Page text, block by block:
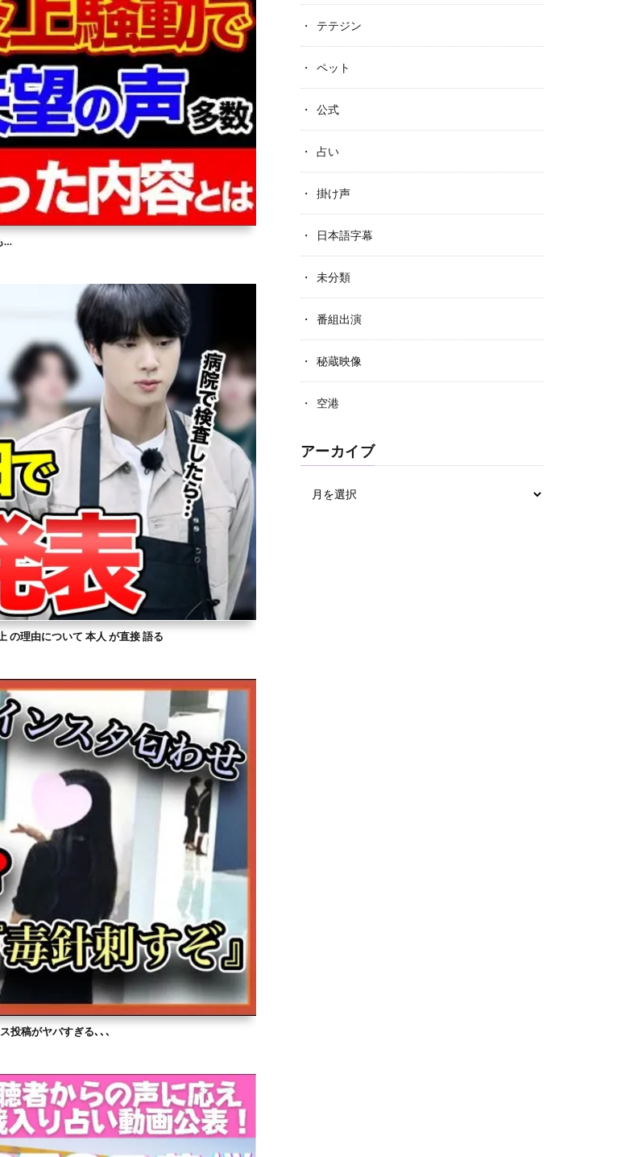
…
の理由について 本人 が直接 語る
投稿がヤバすぎる､､､
テテジン
ペット
公式
占い
掛け声
日本語字幕
未分類
番組出演
秘蔵映像
空港
アーカイブ